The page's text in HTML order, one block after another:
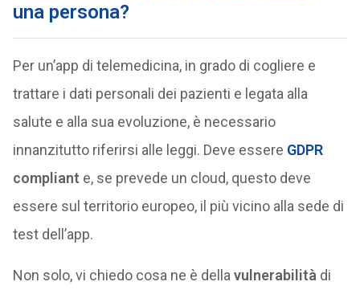
una persona?
Per un’app di telemedicina, in grado di cogliere e
trattare i dati personali dei pazienti e legata alla
salute e alla sua evoluzione, è necessario
innanzitutto riferirsi alle leggi. Deve essere GDPR
compliant e, se prevede un cloud, questo deve
essere sul territorio europeo, il più vicino alla sede di
test dell’app.
Non solo, vi chiedo cosa ne è della vulnerabilità di